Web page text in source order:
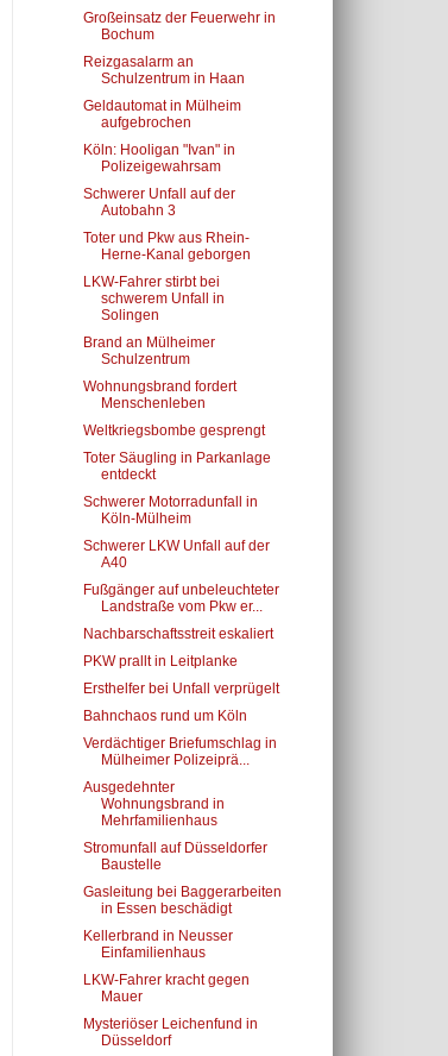
Großeinsatz der Feuerwehr in
Bochum
Reizgasalarm an
Schulzentrum in Haan
Geldautomat in Mülheim
aufgebrochen
Köln: Hooligan "Ivan" in
Polizeigewahrsam
Schwerer Unfall auf der
Autobahn 3
Toter und Pkw aus Rhein-
Herne-Kanal geborgen
LKW-Fahrer stirbt bei
schwerem Unfall in
Solingen
Brand an Mülheimer
Schulzentrum
Wohnungsbrand fordert
Menschenleben
Weltkriegsbombe gesprengt
Toter Säugling in Parkanlage
entdeckt
Schwerer Motorradunfall in
Köln-Mülheim
Schwerer LKW Unfall auf der
A40
Fußgänger auf unbeleuchteter
Landstraße vom Pkw er...
Nachbarschaftsstreit eskaliert
PKW prallt in Leitplanke
Ersthelfer bei Unfall verprügelt
Bahnchaos rund um Köln
Verdächtiger Briefumschlag in
Mülheimer Polizeiprä...
Ausgedehnter
Wohnungsbrand in
Mehrfamilienhaus
Stromunfall auf Düsseldorfer
Baustelle
Gasleitung bei Baggerarbeiten
in Essen beschädigt
Kellerbrand in Neusser
Einfamilienhaus
LKW-Fahrer kracht gegen
Mauer
Mysteriöser Leichenfund in
Düsseldorf